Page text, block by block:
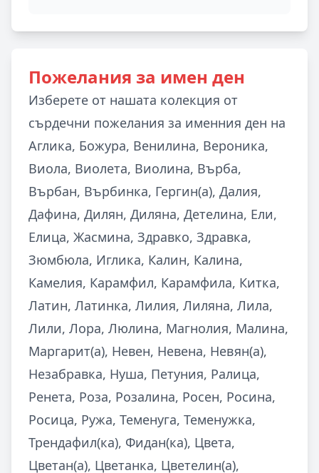
Пожелания за имен ден
Изберете от нашата колекция от
сърдечни пожелания за именния ден на
Аглика, Божура, Венилина, Вероника,
Виола, Виолета, Виолина, Върба,
Върбан, Върбинка, Гергин(а), Далия,
Дафина, Дилян, Диляна, Детелина, Ели,
Елица, Жасмина, Здравко, Здравка,
Зюмбюла, Иглика, Калин, Калина,
Камелия, Карамфил, Карамфила, Китка,
Латин, Латинка, Лилия, Лиляна, Лила,
Лили, Лора, Люлина, Магнолия, Малина,
Маргарит(а), Невен, Невена, Невян(а),
Незабравка, Нуша, Петуния, Ралица,
Ренета, Роза, Розалина, Росен, Росина,
Росица, Ружа, Теменуга, Теменужка,
Трендафил(ка), Фидан(ка), Цвета,
Цветан(а), Цветанка, Цветелин(а),